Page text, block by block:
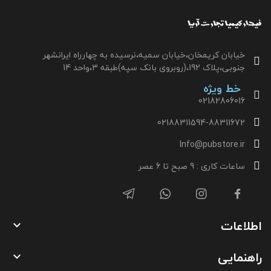
خیابان کریمخان،خیابان سمیه،نرسیده به چهارراه ایرانشهر
جنوبی،پلاک 192،(روبروی بانک سپه)طبقه 3،واحد 14
خط ویژه
02182806016
02188311594-88311672
Info@pubstore.ir
ساعات کاری : 9 صبح تا 6 عصر
اطلاعات 
راهنمایی 